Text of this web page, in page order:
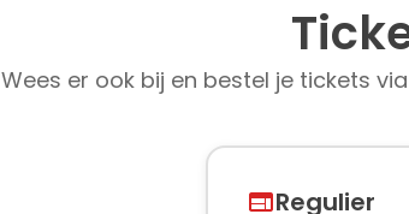
Wees er ook bij en bestel je tickets
Regulier